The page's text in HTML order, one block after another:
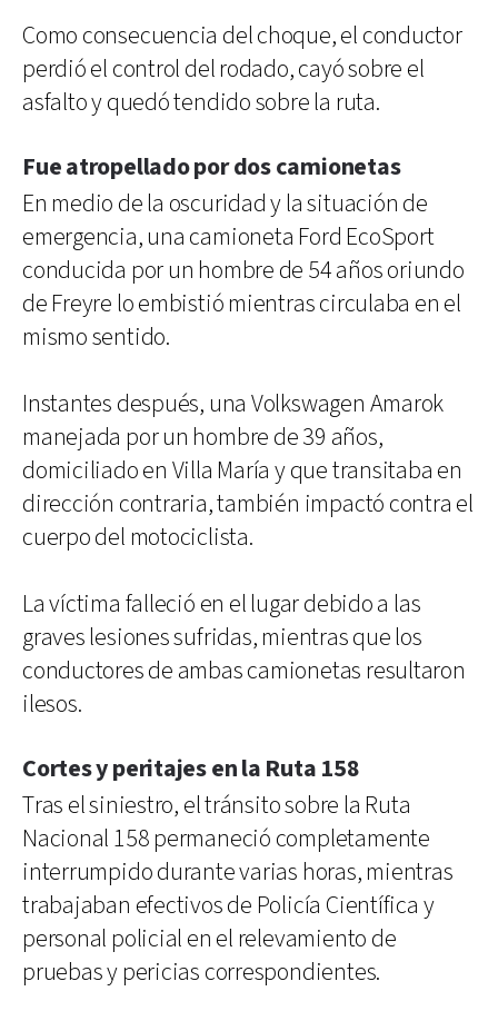
Como consecuencia del choque, el conductor
perdió el control del rodado, cayó sobre el
asfalto y quedó tendido sobre la ruta.
Fue atropellado por dos camionetas
En medio de la oscuridad y la situación de
emergencia, una camioneta Ford EcoSport
conducida por un hombre de 54 años oriundo
de Freyre lo embistió mientras circulaba en el
mismo sentido.
Instantes después, una Volkswagen Amarok
manejada por un hombre de 39 años,
domiciliado en Villa María y que transitaba en
dirección contraria, también impactó contra el
cuerpo del motociclista.
La víctima falleció en el lugar debido a las
graves lesiones sufridas, mientras que los
conductores de ambas camionetas resultaron
ilesos.
Cortes y peritajes en la Ruta 158
Tras el siniestro, el tránsito sobre la Ruta
Nacional 158 permaneció completamente
interrumpido durante varias horas, mientras
trabajaban efectivos de Policía Científica y
personal policial en el relevamiento de
pruebas y pericias correspondientes.